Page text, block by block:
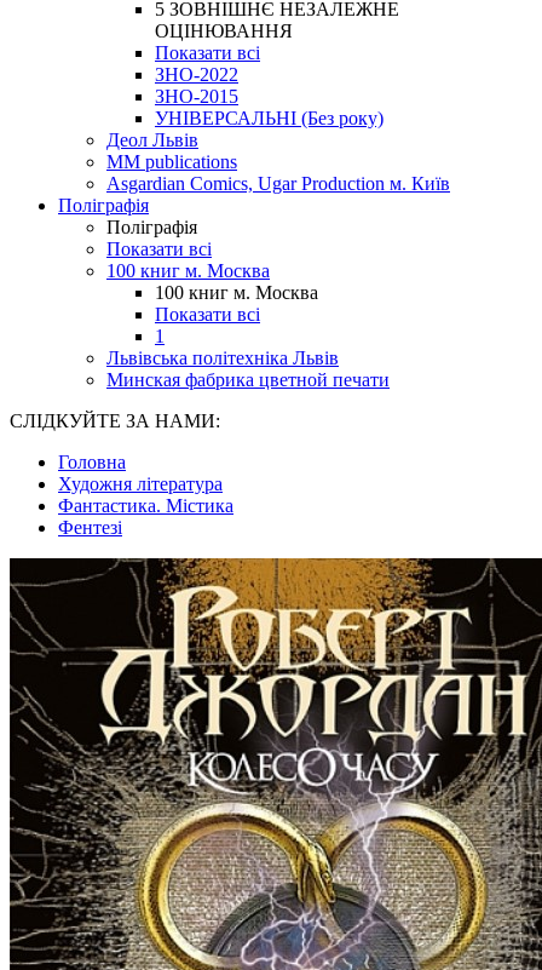
5 ЗОВНІШНЄ НЕЗАЛЕЖНЕ
ОЦІНЮВАННЯ
Показати всі
ЗНО-2022
ЗНО-2015
УНІВЕРСАЛЬНІ (Без року)
Деол Львів
MM publications
Asgardian Comics, Ugar Production м. Київ
Поліграфія
Поліграфія
Показати всі
100 книг м. Москва
100 книг м. Москва
Показати всі
1
Львівська політехніка Львів
Минская фабрика цветной печати
СЛІДКУЙТЕ ЗА НАМИ:
Головна
Художня література
Фантастика. Містика
Фентезі